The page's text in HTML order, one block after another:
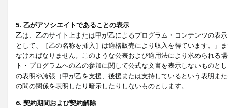
5. 乙がアソシエイトであることの表示
乙は、乙のサイト上または甲が乙によるプログラム・コンテンツの表
として、［乙の名称を挿入］は適格販売により収入を得ています。」
なければなりません。このような公表および適用法により求められる
ト・プログラムへの乙の参加に関して公式な文書を表示しないもの
の表明や誇張（甲が乙を支援、後援または支持しているという表明ま
の間の関係を表明したり暗示したりしないものとします。
6. 契約期間および契約解除